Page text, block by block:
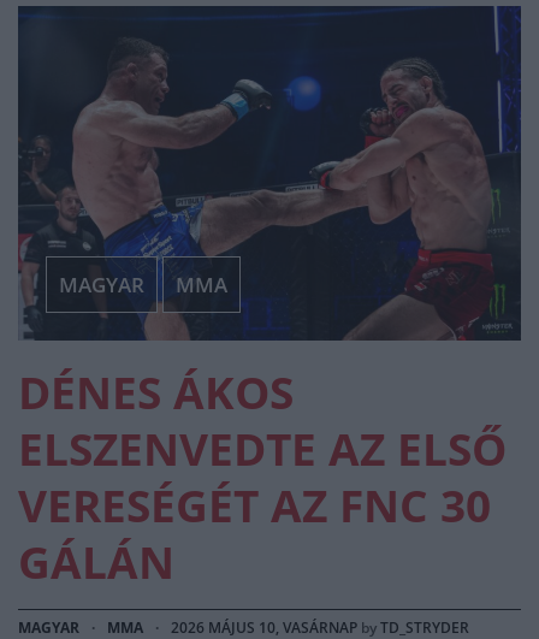
MAGYAR MMA
DÉNES ÁKOS
ELSZENVEDTE AZ ELSŐ
VERESÉGÉT AZ FNC 30
GÁLÁN
MAGYAR · MMA · 2026 MÁJUS 10, VASÁRNAP byTD_STRYDER